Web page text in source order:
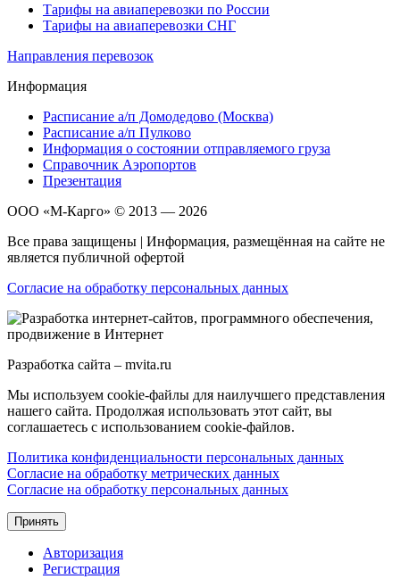
Тарифы на авиаперевозки по России
Тарифы на авиаперевозки СНГ
Направления перевозок
Информация
Расписание а/п Домодедово (Москва)
Расписание а/п Пулково
Информация о состоянии отправляемого груза
Справочник Аэропортов
Презентация
ООО «М-Карго» © 2013 — 2026
Все права защищены | Информация, размещённая на сайте не
является публичной офертой
Согласие на обработку персональных данных
Разработка сайта – mvita.ru
Мы используем cookie-файлы для наилучшего представления
нашего сайта. Продолжая использовать этот сайт, вы
соглашаетесь с использованием cookie-файлов.
Политика конфиденциальности персональных данных
Согласие на обработку метрических данных
Согласие на обработку персональных данных
Принять
Авторизация
Регистрация